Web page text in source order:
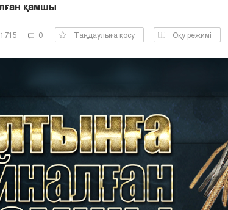
қамшы
0 Таңдаулыға қосу Оқу режимі